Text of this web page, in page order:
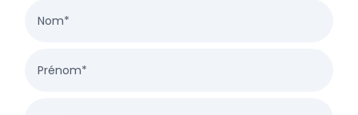
Nom*
Prénom*